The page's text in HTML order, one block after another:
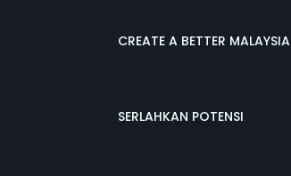
CREATE A BETTER MALAYSIA
SERLAHKAN POTENSI